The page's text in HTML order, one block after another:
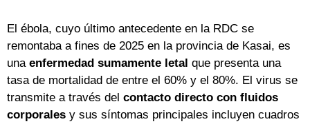
El ébola, cuyo último antecedente en la RDC se
remontaba a fines de 2025 en la provincia de Kasai, es
una enfermedad sumamente letal que presenta una
tasa de mortalidad de entre el 60% y el 80%. El virus se
transmite a través del contacto directo con fluidos
corporales y sus síntomas principales incluyen cuadros